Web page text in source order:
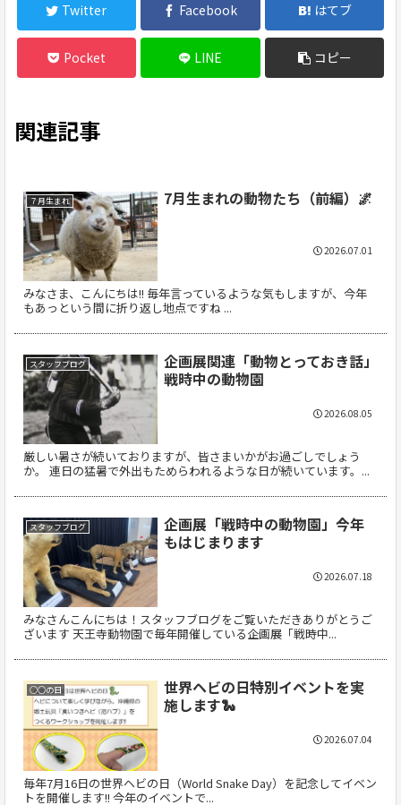
Twitter Facebook はてブ
Pocket LINE コピー
関連記事
７月生まれ 7月生まれの動物たち（前編）🌌
みなさま、こんにちは!! 毎年言っているような気もしますが、今年
もあっという間に折り返し地点ですね ...
2026.07.01
スタッフブログ
企画展関連「動物とっておき話」
戦時中の動物園
厳しい暑さが続いておりますが、皆さまいかがお過ごしでしょう
か。 連日の猛暑で外出もためらわれるような日が続いています。...
2026.08.05
スタッフブログ
企画展「戦時中の動物園」今年
もはじまります
みなさんこんにちは！スタッフブログをご覧いただきありがとうご
ざいます 天王寺動物園で毎年開催している企画展「戦時中...
2026.07.18
○○の日
世界ヘビの日特別イベントを実
施します🐍
毎年7月16日の世界ヘビの日（World Snake Day）を記念してイベン
トを開催します!! 今年のイベントで...
2026.07.04